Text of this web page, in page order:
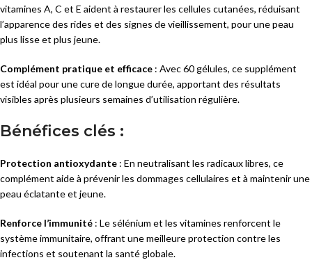
vitamines A, C et E aident à restaurer les cellules cutanées, réduisant
l’apparence des rides et des signes de vieillissement, pour une peau
plus lisse et plus jeune.
Complément pratique et efficace : Avec 60 gélules, ce supplément
est idéal pour une cure de longue durée, apportant des résultats
visibles après plusieurs semaines d’utilisation régulière.
Bénéfices clés :
Protection antioxydante : En neutralisant les radicaux libres, ce
complément aide à prévenir les dommages cellulaires et à maintenir une
peau éclatante et jeune.
Renforce l’immunité : Le sélénium et les vitamines renforcent le
système immunitaire, offrant une meilleure protection contre les
infections et soutenant la santé globale.